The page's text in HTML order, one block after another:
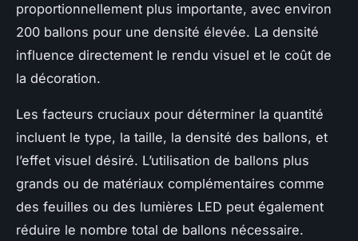
proportionnellement plus importante, avec environ
200 ballons pour une densité élevée. La densité
influence directement le rendu visuel et le coût de
la décoration.
Les facteurs cruciaux pour déterminer la quantité
incluent le type, la taille, la densité des ballons, et
l’effet visuel désiré. L’utilisation de ballons plus
grands ou de matériaux complémentaires comme
des feuilles ou des lumières LED peut également
réduire le nombre total de ballons nécessaire.